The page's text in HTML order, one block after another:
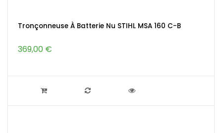
Tronçonneuse À Batterie Nu STIHL MSA 160 C-B
369,00 €